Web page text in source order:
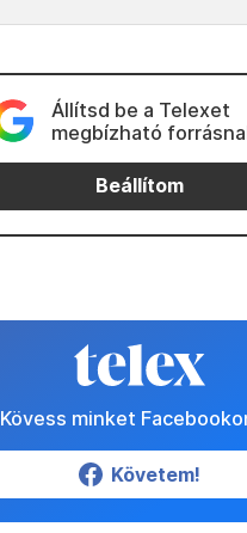
Állítsd be a Telexet
megbízható
Beállítom
Kövess minket
Követem!